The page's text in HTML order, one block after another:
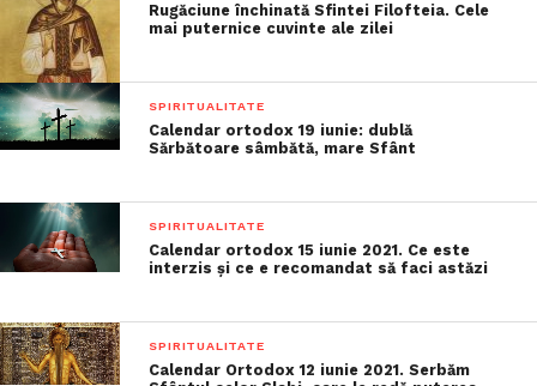
Rugăciune închinată Sfintei Filofteia. Cele
mai puternice cuvinte ale zilei
SPIRITUALITATE
Calendar ortodox 19 iunie: dublă
Sărbătoare sâmbătă, mare Sfânt
SPIRITUALITATE
Calendar ortodox 15 iunie 2021. Ce este
interzis și ce e recomandat să faci astăzi
SPIRITUALITATE
Calendar Ortodox 12 iunie 2021. Serbăm